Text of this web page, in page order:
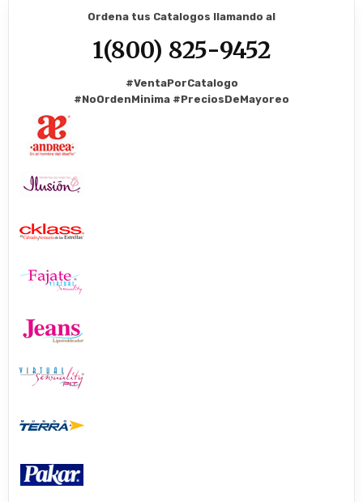
Ordena tus Catalogos llamando al
1(800) 825-9452
#VentaPorCatalogo
#NoOrdenMinima #PreciosDeMayoreo